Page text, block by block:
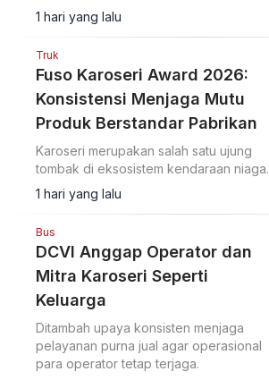
1 hari yang lalu
Truk
Fuso Karoseri Award 2026:
Konsistensi Menjaga Mutu
Produk Berstandar Pabrikan
Karoseri merupakan salah satu ujung
tombak di eksosistem kendaraan niaga.
1 hari yang lalu
Bus
DCVI Anggap Operator dan
Mitra Karoseri Seperti
Keluarga
Ditambah upaya konsisten menjaga
pelayanan purna jual agar operasional
para operator tetap terjaga.